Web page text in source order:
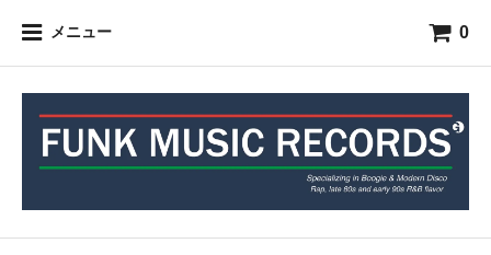
メニュー 0